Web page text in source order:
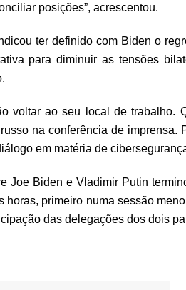
posições”, acrescentou.
ter definido com Biden o
para diminuir as tensões
voltar ao seu local de trabalho.
na conferência de
em matéria de
Joe Biden e Vladimir Putin
horas, primeiro numa sessão
das delegações dos dois